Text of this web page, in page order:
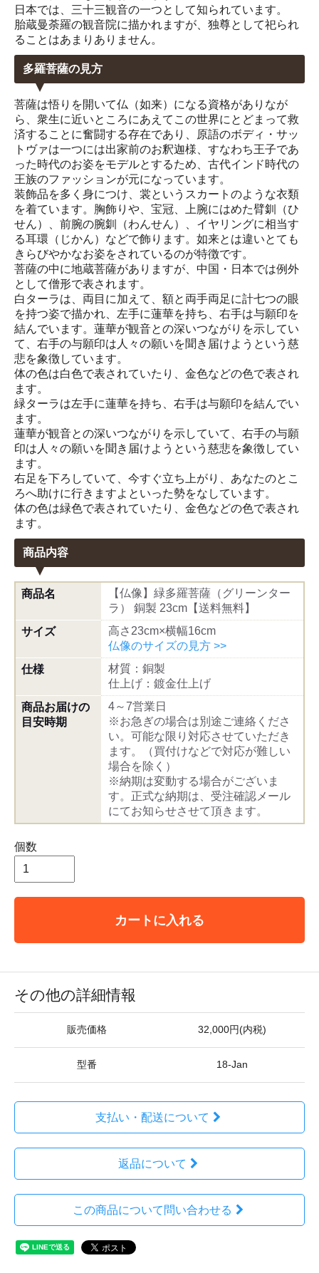
日本では、三十三観音の一つとして知られています。
胎蔵曼荼羅の観音院に描かれますが、独尊として祀られ
ることはあまりありません。
多羅菩薩の見方
菩薩は悟りを開いて仏（如来）になる資格がありなが
ら、衆生に近いところにあえてこの世界にとどまって救
済することに奮闘する存在であり、原語のボディ・サッ
トヴァは一つには出家前のお釈迦様、すなわち王子であ
った時代のお姿をモデルとするため、古代インド時代の
王族のファッションが元になっています。
装飾品を多く身につけ、裳というスカートのような衣類
を着ています。胸飾りや、宝冠、上腕にはめた臂釧（ひ
せん）、前腕の腕釧（わんせん）、イヤリングに相当す
る耳環（じかん）などで飾ります。如来とは違いとても
きらびやかなお姿をされているのが特徴です。
菩薩の中に地蔵菩薩がありますが、中国・日本では例外
として僧形で表されます。
白ターラは、両目に加えて、額と両手両足に計七つの眼
を持つ姿で描かれ、左手に蓮華を持ち、右手は与願印を
結んでいます。蓮華が観音との深いつながりを示してい
て、右手の与願印は人々の願いを聞き届けようという慈
悲を象徴しています。
体の色は白色で表されていたり、金色などの色で表され
ます。
緑ターラは左手に蓮華を持ち、右手は与願印を結んでい
ます。
蓮華が観音との深いつながりを示していて、右手の与願
印は人々の願いを聞き届けようという慈悲を象徴してい
ます。
右足を下ろしていて、今すぐ立ち上がり、あなたのとこ
ろへ助けに行きますよといった勢をなしています。
体の色は緑色で表されていたり、金色などの色で表され
ます。
商品内容
商品名
【仏像】緑多羅菩薩（グリーンター
ラ） 銅製 23cm【送料無料】
サイズ
高さ23cm×横幅16cm
仏像のサイズの見方 >>
仕様
材質：銅製
仕上げ：鍍金仕上げ
商品お届けの
目安時期
4～7営業日
※お急ぎの場合は別途ご連絡くださ
い。可能な限り対応させていただき
ます。（買付けなどで対応が難しい
場合を除く）
※納期は変動する場合がございま
す。正式な納期は、受注確認メール
にてお知らせさせて頂きます。
個数
カートに入れる
その他の詳細情報
販売価格 32,000円(内税)
型番 18-Jan
支払い・配送について
返品について
この商品について問い合わせる